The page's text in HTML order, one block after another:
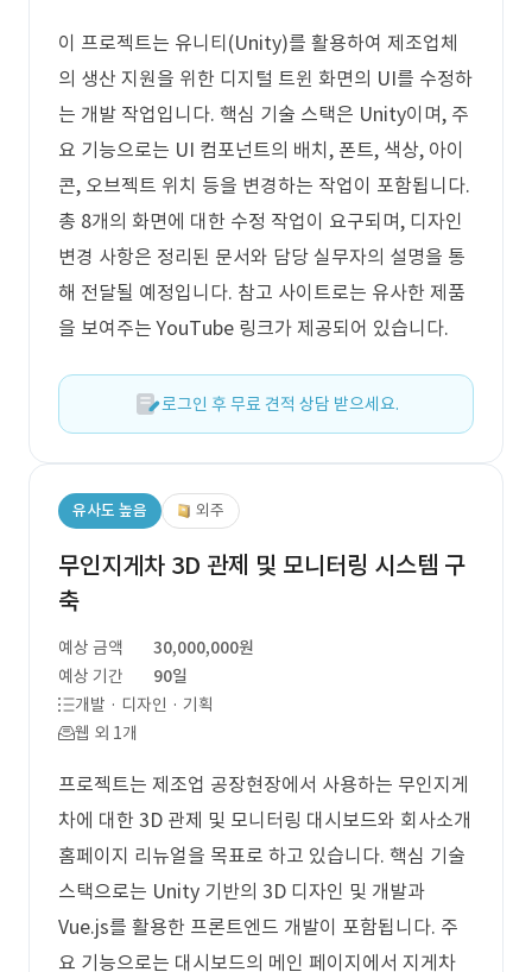
이 프로젝트는 유니티(Unity)를 활용하여 제조업체
의 생산 지원을 위한 디지털 트윈 화면의 UI를 수정하
는 개발 작업입니다. 핵심 기술 스택은 Unity이며, 주
요 기능으로는 UI 컴포넌트의 배치, 폰트, 색상, 아이
콘, 오브젝트 위치 등을 변경하는 작업이 포함됩니다.
총 8개의 화면에 대한 수정 작업이 요구되며, 디자인
변경 사항은 정리된 문서와 담당 실무자의 설명을 통
해 전달될 예정입니다. 참고 사이트로는 유사한 제품
을 보여주는 YouTube 링크가 제공되어 있습니다.
로그인 후 무료 견적 상담 받으세요.
유사도 높음 외주
무인지게차 3D 관제 및 모니터링 시스템 구
축
예상 금액
30,000,000원
예상 기간
90일
개발 · 디자인 · 기획
웹 외 1개
프로젝트는 제조업 공장현장에서 사용하는 무인지게
차에 대한 3D 관제 및 모니터링 대시보드와 회사소개
홈페이지 리뉴얼을 목표로 하고 있습니다. 핵심 기술
스택으로는 Unity 기반의 3D 디자인 및 개발과
Vue.js를 활용한 프론트엔드 개발이 포함됩니다. 주
요 기능으로는 대시보드의 메인 페이지에서 지게차